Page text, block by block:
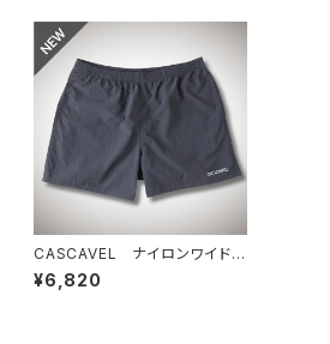
CASCAVEL ナイロンワイドシ
ョーツ グレー
¥6,820